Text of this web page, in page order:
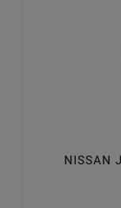
NISSAN